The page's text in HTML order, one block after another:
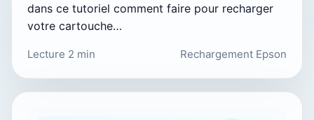
dans ce tutoriel comment faire pour recharger
votre cartouche…
Lecture 2 min Rechargement Epson